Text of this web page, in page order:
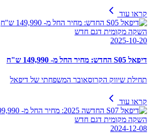
קראו עוד
השקה מקומית דגם חדש
2025-10-20
דיפאל S05 החדש: מחיר החל מ- 149,990 ש"ח
תחילת שיווק הקרוסאובר המשפחתי של דיפאל
קראו עוד
השקה מקומית דגם חדש
2024-12-08